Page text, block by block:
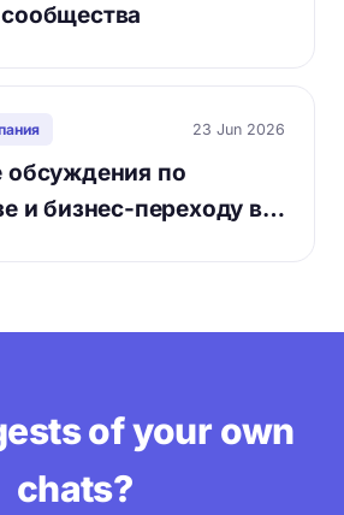
23 Jun 2026
обсуждения по
и бизнес-переходу в…
of your own
chats?